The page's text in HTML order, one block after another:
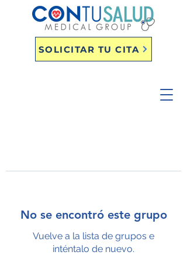
SOLICITAR TU CITA
No se encontró este grupo
Vuelve a la lista de grupos e
inténtalo de nuevo.